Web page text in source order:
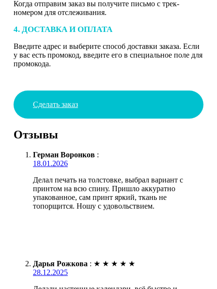
Когда отправим заказ вы получите письмо с трек-
номером для отслеживания.
4. ДОСТАВКА И ОПЛАТА
Введите адрес и выберите способ доставки заказа. Если
у вас есть промокод, введите его в специальное поле для
промокода.
Сделать заказ
Отзывы
Герман Воронков :
18.01.2026
Делал печать на толстовке, выбрал вариант с
принтом на всю спину. Пришло аккуратно
упакованное, сам принт яркий, ткань не
топорщится. Ношу с удовольствием.
Дарья Рожкова : ★ ★ ★ ★ ★
28.12.2025